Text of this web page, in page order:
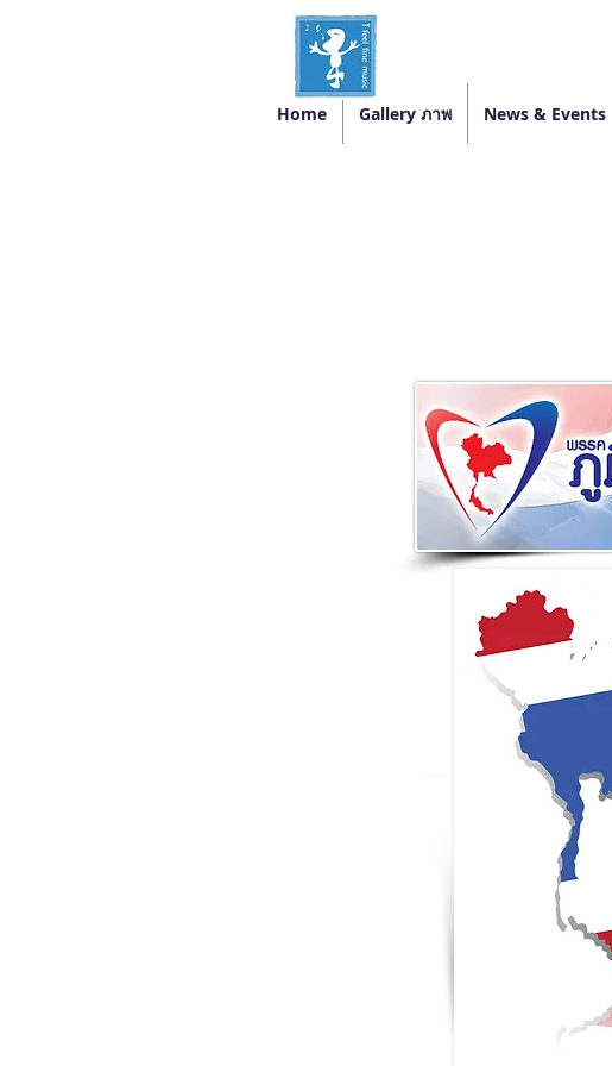
Home Gallery ภาพ News & Events